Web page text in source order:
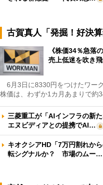
古賀真人「発掘！好決算
《株価34％急落
売上低迷を吹き
6月3日に8330円をつけたワー
株価は、わずか1カ月あまりで約
三菱重工が「AIインフラの新
エヌビディアとの提携でAI…
キオクシアHD「7万円割れか
転シグナルか？ 市場のムー…